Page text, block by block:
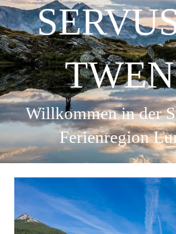
Willkommen in der
Ferienregion